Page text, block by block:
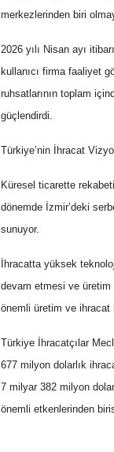
merkezlerinden biri
2026 yılı Nisan ayı
kullanıcı firma faaliyet
ruhsatlarının toplam
güçlendirdi.
Türkiye’nin İhracat
Küresel ticarette
dönemde İzmir’deki
sunuyor.
İhracatta yüksek
devam etmesi ve üretim
önemli üretim ve ihracat
Türkiye İhracatçılar
677 milyon dolarlık
7 milyar 382 milyon
önemli etkenlerinden